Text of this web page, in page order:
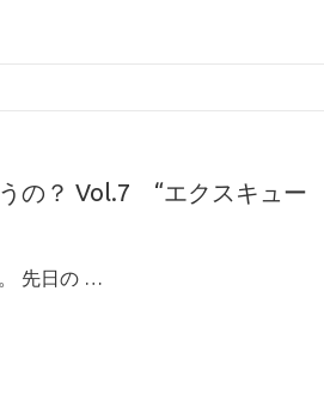
の？ Vol.7 “エクスキュー
先日の …